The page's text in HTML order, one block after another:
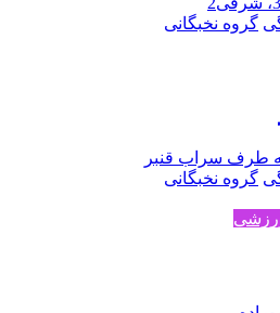
گروه نخبگانی
طرف سراب قنبر
گروه نخبگانی